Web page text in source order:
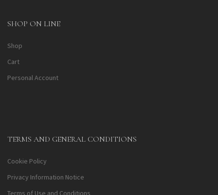
SHOP ON LINE
Shop
Cart
Personal Account
TERMS AND GENERAL CONDITIONS
Cookie Policy
Privacy Information Notice
Terms of Use and Conditions